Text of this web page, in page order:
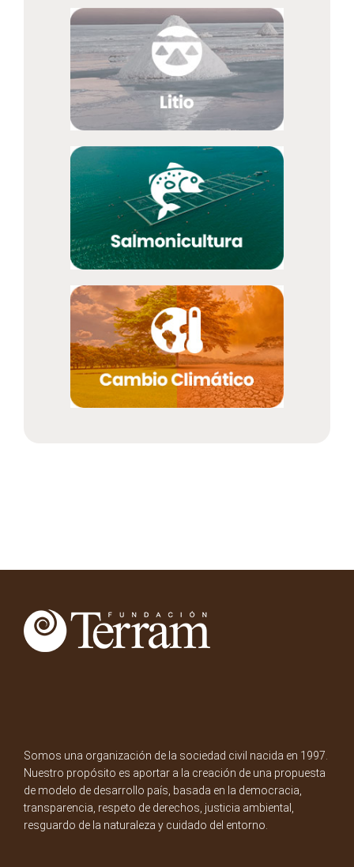
Somos una organización de la sociedad civil nacida en 1997.
Nuestro propósito es aportar a la creación de una propuesta
de modelo de desarrollo país, basada en la democracia,
transparencia, respeto de derechos, justicia ambiental,
resguardo de la naturaleza y cuidado del entorno.